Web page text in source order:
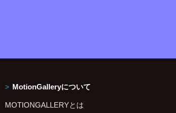
MotionGalleryについて
MOTIONGALLERYとは